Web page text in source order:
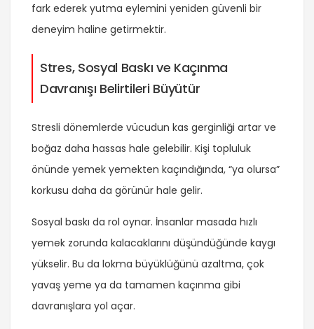
fark ederek yutma eylemini yeniden güvenli bir
deneyim haline getirmektir.
Stres, Sosyal Baskı ve Kaçınma
Davranışı Belirtileri Büyütür
Stresli dönemlerde vücudun kas gerginliği artar ve
boğaz daha hassas hale gelebilir. Kişi topluluk
önünde yemek yemekten kaçındığında, “ya olursa”
korkusu daha da görünür hale gelir.
Sosyal baskı da rol oynar. İnsanlar masada hızlı
yemek zorunda kalacaklarını düşündüğünde kaygı
yükselir. Bu da lokma büyüklüğünü azaltma, çok
yavaş yeme ya da tamamen kaçınma gibi
davranışlara yol açar.